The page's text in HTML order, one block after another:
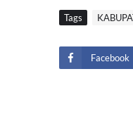
Tags
Facebook